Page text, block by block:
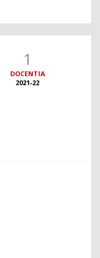
1
DOCENTIA
2021-22